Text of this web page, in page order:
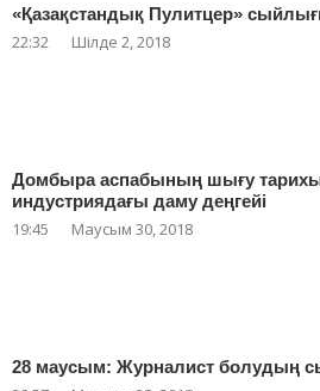
«Қазақстандық Пулитцер»
22:32 Шілде 2, 2018
Домбыра аспабының шығу
индустриядағы даму деңгейі
19:45 Маусым 30, 2018
28 маусым: Журналист болудың